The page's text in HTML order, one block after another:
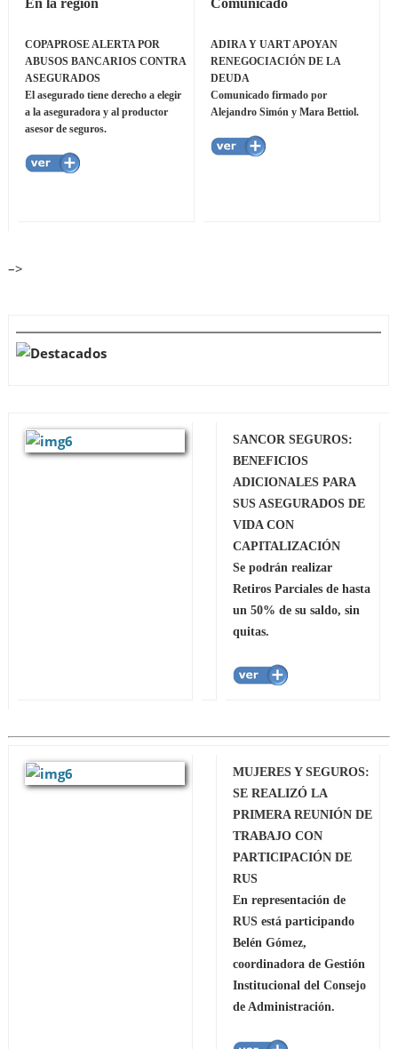
En la región
COPAPROSE ALERTA POR
ABUSOS BANCARIOS CONTRA
ASEGURADOS
El asegurado tiene derecho a elegir
a la aseguradora y al productor
asesor de seguros.
Comunicado
ADIRA Y UART APOYAN
RENEGOCIACIÓN DE LA
DEUDA
Comunicado firmado por
Alejandro Simón y Mara Bettiol.
–>
SANCOR SEGUROS:
BENEFICIOS
ADICIONALES PARA
SUS ASEGURADOS DE
VIDA CON
CAPITALIZACIÓN
Se podrán realizar
Retiros Parciales de hasta
un 50% de su saldo, sin
quitas.
MUJERES Y SEGUROS:
SE REALIZÓ LA
PRIMERA REUNIÓN DE
TRABAJO CON
PARTICIPACIÓN DE
RUS
En representación de
RUS está participando
Belén Gómez,
coordinadora de Gestión
Institucional del Consejo
de Administración.